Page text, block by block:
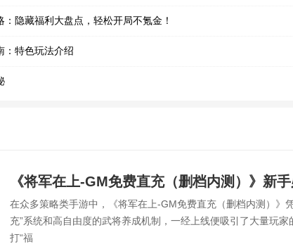
：隐藏福利大盘点，轻松开局不氪金！
：特色玩法介绍
《将军在上-GM免费直充（删档内测）》新
全揭秘，轻松开局赢在起跑线！
在众多策略类手游中，《将军在上-GM免费直充（删档内测）》
充”系统和高自由度的武将养成机制，一经上线便吸引了大量玩家
打“福